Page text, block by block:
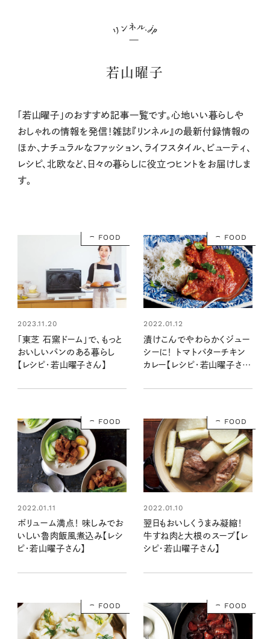
若山曜子
「若山曜子」のおすすめ記事一覧です。心地いい暮らしや
おしゃれの情報を発信！雑誌『リンネル』の最新付録情報の
ほか、ナチュラルなファッション、ライフスタイル、ビューティ、
レシピ、北欧など、日々の暮らしに役立つヒントをお届けしま
す。
FOOD
2023.11.20
「東芝 石窯ドーム」で、もっと
おいしいパンのある暮らし
【レシピ・若山曜子さん】
FOOD
2022.01.12
漬けこんでやわらかくジュー
シーに！ トマトバターチキン
カレー【レシピ・若山曜子さ
FOOD
2022.01.11
ボリューム満点！ 味しみでお
いしい魯肉飯風煮込み【レシ
ピ・若山曜子さん】
FOOD
2022.01.10
翌日もおいしくうまみ凝縮！
牛すね肉と大根のスープ【レ
シピ・若山曜子さん】
FOOD FOOD